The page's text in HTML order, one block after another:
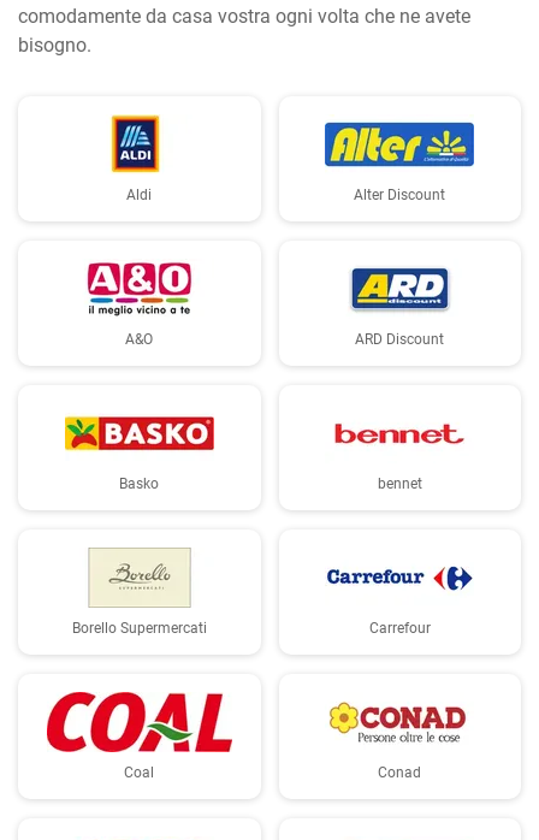
comodamente da casa vostra ogni volta che ne avete
bisogno.
Aldi Alter Discount
A&O ARD Discount
Basko bennet
Borello Supermercati Carrefour
Coal Conad